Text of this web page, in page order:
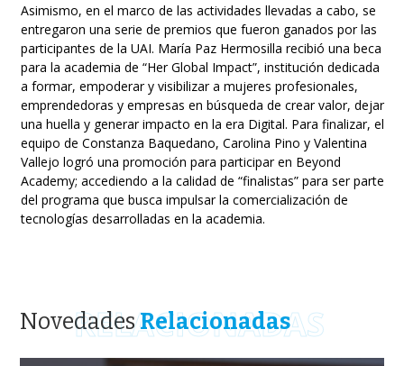
Asimismo, en el marco de las actividades llevadas a cabo, se
entregaron una serie de premios que fueron ganados por las
participantes de la UAI. María Paz Hermosilla recibió una beca
para la academia de “Her Global Impact”, institución dedicada
a formar, empoderar y visibilizar a mujeres profesionales,
emprendedoras y empresas en búsqueda de crear valor, dejar
una huella y generar impacto en la era Digital. Para finalizar, el
equipo de Constanza Baquedano, Carolina Pino y Valentina
Vallejo logró una promoción para participar en Beyond
Academy; accediendo a la calidad de “finalistas” para ser parte
del programa que busca impulsar la comercialización de
tecnologías desarrolladas en la academia.
RELACIONADAS
NovedadesRelacionadas